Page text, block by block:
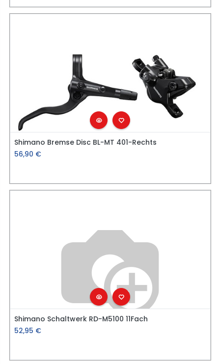
Shimano Bremse Disc BL-MT 401-Rechts
56,90 €
Shimano Schaltwerk RD-M5100 11Fach
52,95 €